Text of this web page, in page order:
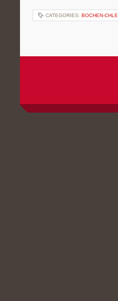
CATEGORIES: BOCHEN-